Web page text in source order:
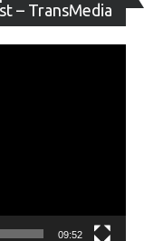
– TransMedia
de
09:52